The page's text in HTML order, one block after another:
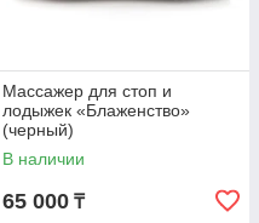
Массажер для стоп и
лодыжек «Блаженство»
(черный)
В наличии
65 000 ₸